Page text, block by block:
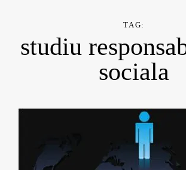
TAG:
studiu
sociala